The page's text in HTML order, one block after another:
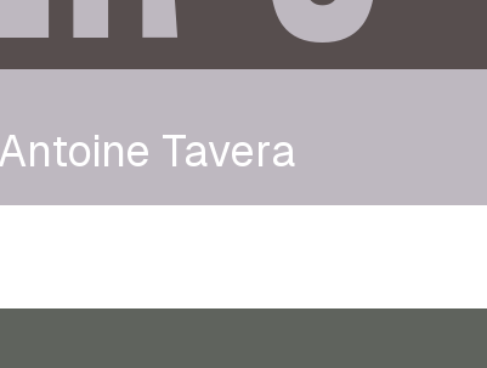
Antoine Tavera